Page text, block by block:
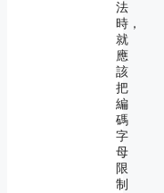
法
時，
就
應
該
把
編
碼
字
母
限
制